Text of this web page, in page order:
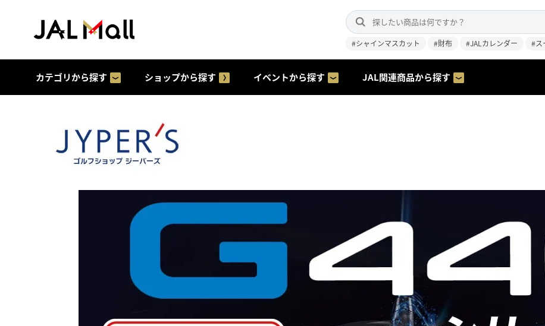
#シャインマスカット #財布 #JALカレンダー #ス
カテゴリから探す ショップから探す イベントから探す JAL関連商品から探す